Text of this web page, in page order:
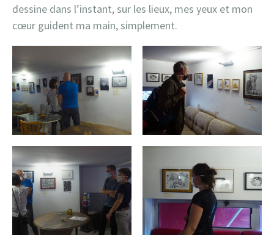
dessine dans l’instant, sur les lieux, mes yeux et mon
cœur guident ma main, simplement.